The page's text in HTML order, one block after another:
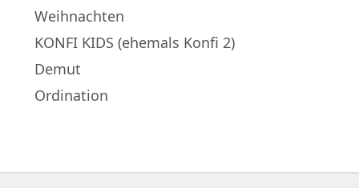
Weihnachten
KONFI KIDS (ehemals Konfi 2)
Demut
Ordination